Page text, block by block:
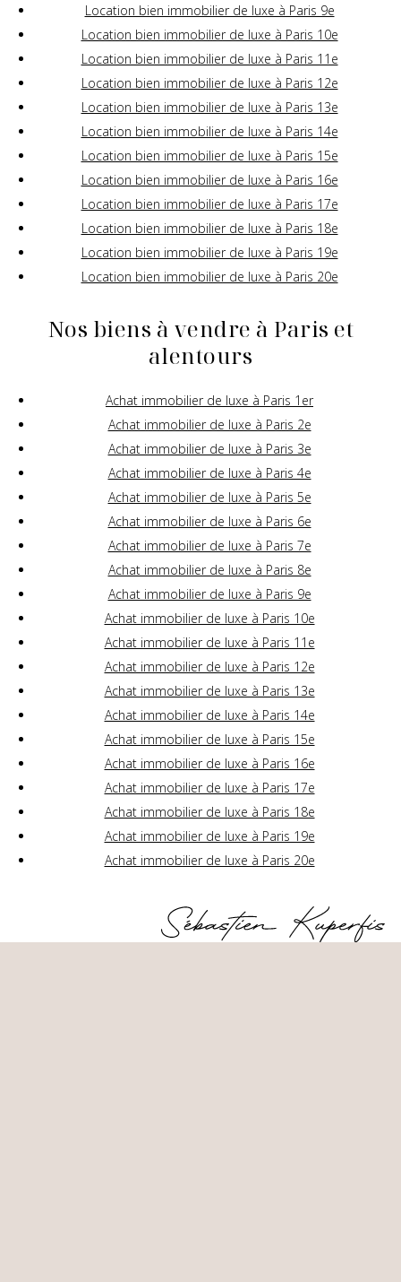
Location bien immobilier de luxe à Paris 9e
Location bien immobilier de luxe à Paris 10e
Location bien immobilier de luxe à Paris 11e
Location bien immobilier de luxe à Paris 12e
Location bien immobilier de luxe à Paris 13e
Location bien immobilier de luxe à Paris 14e
Location bien immobilier de luxe à Paris 15e
Location bien immobilier de luxe à Paris 16e
Location bien immobilier de luxe à Paris 17e
Location bien immobilier de luxe à Paris 18e
Location bien immobilier de luxe à Paris 19e
Location bien immobilier de luxe à Paris 20e
Nos biens à vendre à Paris et
alentours
Achat immobilier de luxe à Paris 1er
Achat immobilier de luxe à Paris 2e
Achat immobilier de luxe à Paris 3e
Achat immobilier de luxe à Paris 4e
Achat immobilier de luxe à Paris 5e
Achat immobilier de luxe à Paris 6e
Achat immobilier de luxe à Paris 7e
Achat immobilier de luxe à Paris 8e
Achat immobilier de luxe à Paris 9e
Achat immobilier de luxe à Paris 10e
Achat immobilier de luxe à Paris 11e
Achat immobilier de luxe à Paris 12e
Achat immobilier de luxe à Paris 13e
Achat immobilier de luxe à Paris 14e
Achat immobilier de luxe à Paris 15e
Achat immobilier de luxe à Paris 16e
Achat immobilier de luxe à Paris 17e
Achat immobilier de luxe à Paris 18e
Achat immobilier de luxe à Paris 19e
Achat immobilier de luxe à Paris 20e